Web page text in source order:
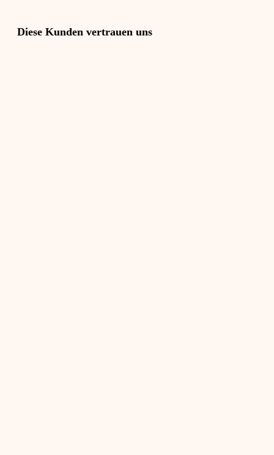
Diese Kunden vertrauen uns